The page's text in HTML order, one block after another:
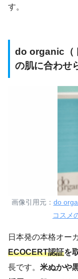
す。
do organic（
の肌に合わせ
画像引用元： do
コスメ
日本発の本格オー
ECOCERT認証を
長です。 米ぬかや